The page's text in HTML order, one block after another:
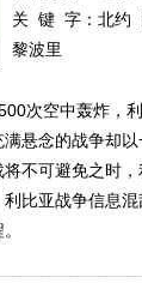
关 键 字： 北约
黎波里
次空中轰炸，
悬念的战争却
不可避免之时
比亚战争信息